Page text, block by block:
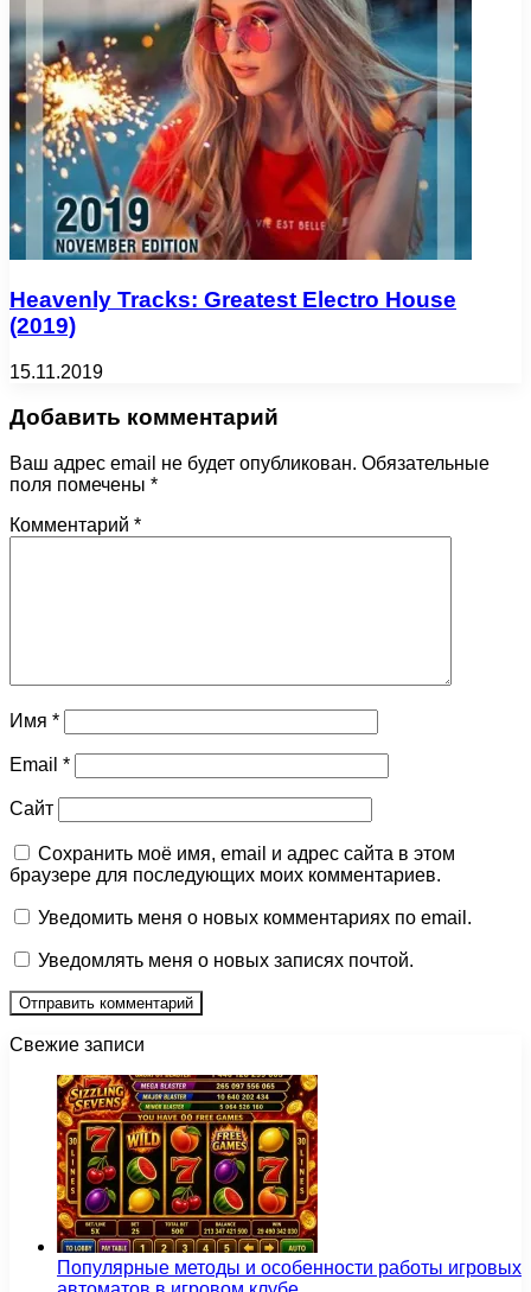
Heavenly Tracks: Greatest Electro House
(2019)
15.11.2019
Добавить комментарий
Ваш адрес email не будет опубликован. Обязательные
поля помечены *
Комментарий *
Имя *
Email *
Сайт
Сохранить моё имя, email и адрес сайта в этом
браузере для последующих моих комментариев.
Уведомить меня о новых комментариях по email.
Уведомлять меня о новых записях почтой.
Свежие записи
Популярные методы и особенности работы игровых